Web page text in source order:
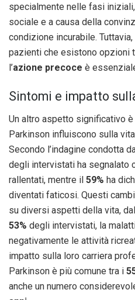
specialmente nelle fasi
sociale e a causa della
condizione incurabile.
pazienti che esistono opzioni
l’azione precoce è
Sintomi e impatto
Un altro aspetto significativo
Parkinson influiscono sulla
Secondo l’indagine condotta
degli intervistati ha segnalato
rallentati, mentre il 59% ha
diventati faticosi. Questi
su diversi aspetti della vita,
53% degli intervistati, la
negativamente le attività
impatto sulla loro carriera
Parkinson è più comune tra i
anche un numero